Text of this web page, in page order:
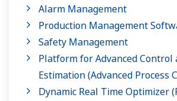
Alarm Management
Production Management
Safety Management
Platform for Advanced Control
Estimation (Advanced Process
Dynamic Real Time Optimizer